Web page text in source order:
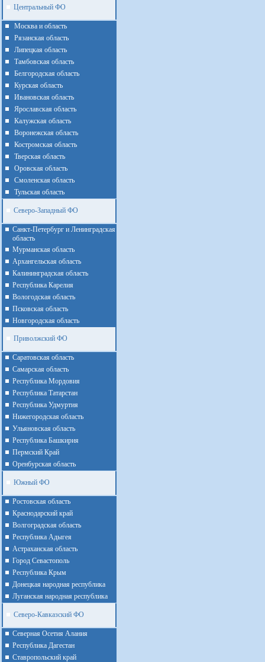
Центральный ФО
Москва и область
Рязанская область
Липецкая область
Тамбовская область
Белгородская область
Курская область
Ивановская область
Ярославская область
Калужская область
Воронежская область
Костромская область
Тверская область
Оровская область
Смоленская область
Тульская область
Северо-Западный ФО
Санкт-Петербург и Ленинградская
область
Мурманская область
Архангельская область
Калининградская область
Республика Карелия
Вологодская область
Псковская область
Новгородская область
Приволжский ФО
Cаратовская область
Cамарская область
Республика Мордовия
Республика Татарстан
Республика Удмуртия
Нижегородская область
Ульяновская область
Республика Башкирия
Пермский Край
Оренбурская область
Южный ФО
Ростовская область
Краснодарский край
Волгоградская область
Республика Адыгея
Астраханская область
Город Севастополь
Республика Крым
Донецкая народная республика
Луганская народная республика
Северо-Кавказский ФО
Северная Осетия Алания
Республика Дагестан
Ставропольский край